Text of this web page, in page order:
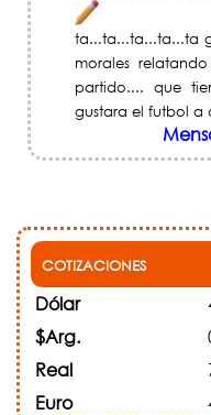
ta...ta...ta...ta...ta
morales
partido.... que
gustara el futbol a
COTIZACIONES
Dólar
$Arg.
Real
Euro